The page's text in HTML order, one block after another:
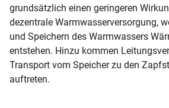
grundsätzlich einen geringeren
dezentrale Warmwasserversorgung,
und Speichern des Warmwassers
entstehen. Hinzu kommen
Transport vom Speicher zu den
auftreten.